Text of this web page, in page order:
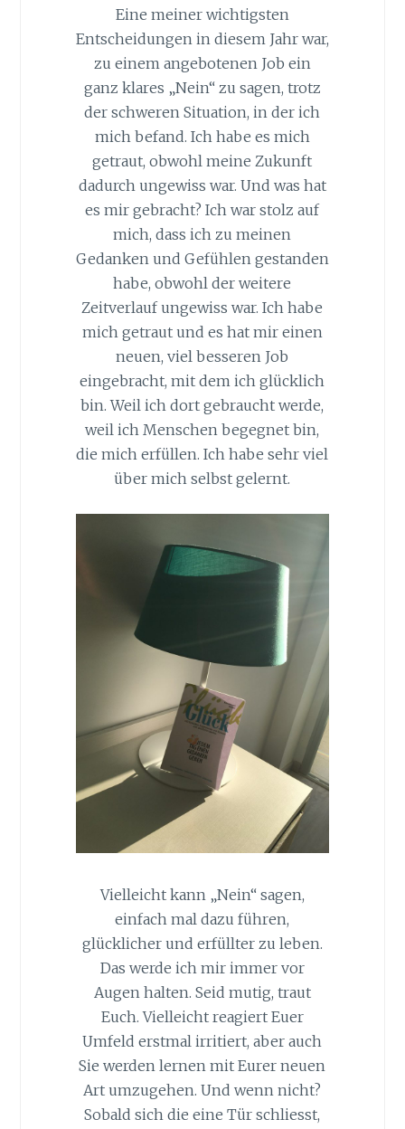
Eine meiner wichtigsten
Entscheidungen in diesem Jahr war,
zu einem angebotenen Job ein
ganz klares „Nein“ zu sagen, trotz
der schweren Situation, in der ich
mich befand. Ich habe es mich
getraut, obwohl meine Zukunft
dadurch ungewiss war. Und was hat
es mir gebracht? Ich war stolz auf
mich, dass ich zu meinen
Gedanken und Gefühlen gestanden
habe, obwohl der weitere
Zeitverlauf ungewiss war. Ich habe
mich getraut und es hat mir einen
neuen, viel besseren Job
eingebracht, mit dem ich glücklich
bin. Weil ich dort gebraucht werde,
weil ich Menschen begegnet bin,
die mich erfüllen. Ich habe sehr viel
über mich selbst gelernt.
Vielleicht kann „Nein“ sagen,
einfach mal dazu führen,
glücklicher und erfüllter zu leben.
Das werde ich mir immer vor
Augen halten. Seid mutig, traut
Euch. Vielleicht reagiert Euer
Umfeld erstmal irritiert, aber auch
Sie werden lernen mit Eurer neuen
Art umzugehen. Und wenn nicht?
Sobald sich die eine Tür schliesst,